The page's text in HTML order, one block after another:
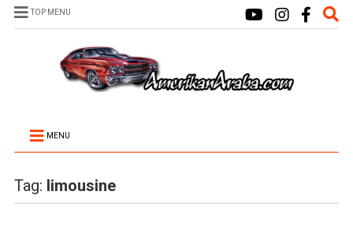
TOP MENU
MENU
Tag: limousine